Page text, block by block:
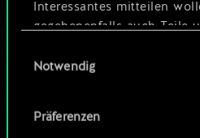
Interessantes mitteilen
gegebenenfalls auch Teile
Cookies erfordert
Alle Details zu unserer
findest du unten im Menü
Notwendig
Präferenzen
Community-Decks